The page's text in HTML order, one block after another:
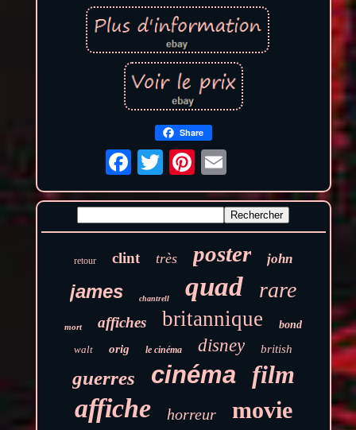
Share
retour clint très poster john
james chantrell quad rare
mort affiches britannique bond
walt orig le cinéma disney british
guerres cinéma film
affiche horreur movie